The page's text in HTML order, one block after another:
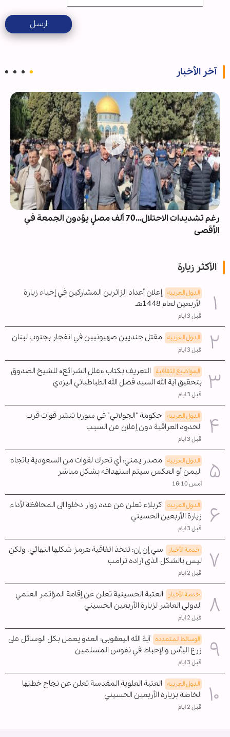
ارسل
آخر الأخبار
رغم تشديدات الاحتلال...70 ألف مصلٍ يؤدون الجمعة في
الأقصى
الأكثر زيارة
الدول العربیه إعلان أعداد الزائرين المشاركين في إحياء زيارة
الأربعين لعام 1448هـ
قبل 3 ايام
الدول العربیه مقتل جنديين صهيونيين في انفجار بجنوب لبنان
قبل 3 ايام
المواضیع الثقافية التعريف بكتاب «علل الشرائع» للشيخ الصدوق
بتحقيق آية الله السيد فضل الله الطباطبائي اليزدي
قبل 3 ايام
الدول العربیه حكومة "الجولاني" في سوريا تنشر قوات قرب
الحدود العراقية دون إعلان عن السبب
قبل 3 ايام
الدول العربیه مصدر يمني: أي تحرك لقوات من السعودية باتجاه
اليمن أو العكس سيتم استهدافه بشكل مباشر
أمس 16:10
الدول العربیه كربلاء تعلن عن عدد زوار دخلوا الى المحافظة لأداء
زيارة الأربعين الحسيني
قبل 3 ايام
خدمة الأخبار
سي إن إن: تتخذ اتفاقية هرمز شكلها النهائي، ولكن
ليس بالشكل الذي أراده ترامب
قبل 2 ايام
خدمة الأخبار
العتبة الحسينية تعلن عن إقامة المؤتمر العلمي
الدولي العاشر لزيارة الأربعين الحسيني
قبل 2 ايام
الوسائط المتعدده آية الله اليعقوبي: العدو يعمل بكل الوسائل على
زرع اليأس والإحباط في نفوس المسلمين
قبل 3 ايام
الدول العربیه العتبة العلوية المقدسة تعلن عن نجاح خطتها
الخاصة بزيارة الأربعين الحسيني
قبل 2 ايام